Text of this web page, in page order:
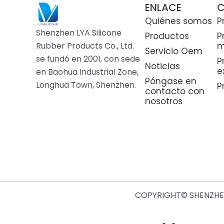
Shenzhen LYA Silicone
Rubber Products Co., Ltd.
se fundó en 2001, con sede
en Baohua Industrial Zone,
Longhua Town, Shenzhen.
ENLACE
Quiénes somos
Productos
Servicio Oem
Noticias
Póngase en
contacto con
nosotros
COPYRIGHT©